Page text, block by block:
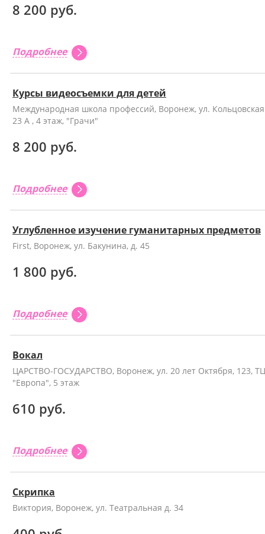
8 200 руб.
Подробнее
Курсы видеосъемки для детей
Международная школа профессий, Воронеж, ул. Кольцовская
23 А , 4 этаж, "Грачи"
8 200 руб.
Подробнее
Углубленное изучение гуманитарных предметов
First, Воронеж, ул. Бакунина, д. 45
1 800 руб.
Подробнее
Вокал
ЦАРСТВО-ГОСУДАРСТВО, Воронеж, ул. 20 лет Октября, 123, ТЦ
"Европа", 5 этаж
610 руб.
Подробнее
Скрипка
Виктория, Воронеж, ул. Театральная д. 34